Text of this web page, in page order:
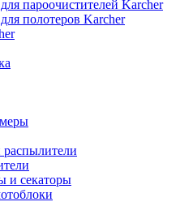
пароочистителей Karcher
полотеров Karcher
и секаторы